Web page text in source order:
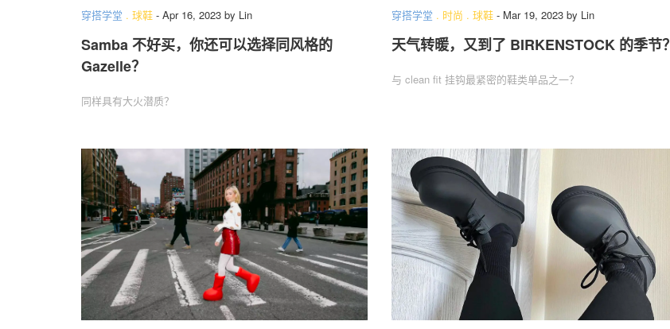
穿搭学堂 . 球鞋 - Apr 16, 2023 by Lin
Samba 不好买，你还可以选择同风格的
Gazelle？
同样具有大火潜质？
穿搭学堂 . 时尚 . 球鞋 - Mar 19, 2023 by Lin
天气转暖，又到了 BIRKENSTOCK 的季节？
与 clean fit 挂钩最紧密的鞋类单品之一？